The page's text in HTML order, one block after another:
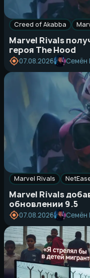
Creed of Akabba
Marvel Rivals
героя The Hood
07.08.2026 Семён
Marvel Rivals
Marvel Rivals
обновлении 9.5
07.08.2026 Семён